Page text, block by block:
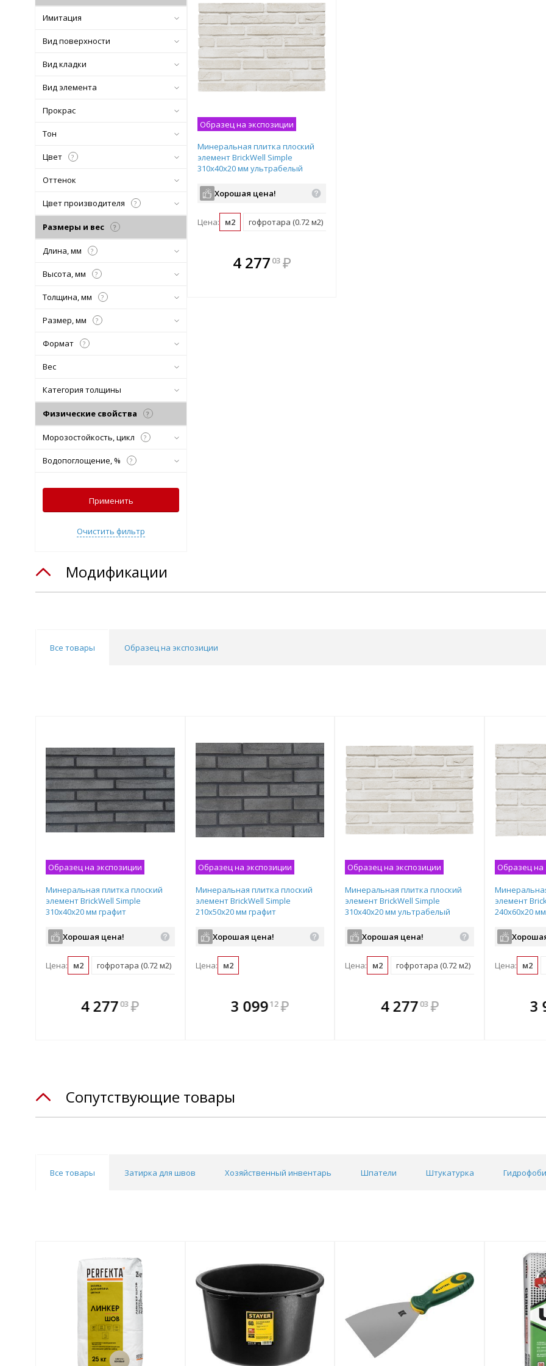
Образец на экспозиции
Минеральная плитка плоский
элемент BrickWell Simple
310х40х20 мм ультрабелый
Хорошая цена!
Цена: м2 гофротара (0.72 м2)
В комплекте
всегда выгоднее!
Подобрать комплект
4 277 03 ₽
Имитация
Вид поверхности
Вид кладки
Вид элемента
Прокрас
Тон
Цвет ?
Оттенок
Цвет производителя ?
Размеры и вес ?
Длина, мм ?
Высота, мм ?
Толщина, мм ?
Размер, мм ?
Формат ?
Вес
Категория толщины
Физические свойства ?
Морозостойкость, цикл ?
Водопоглощение, % ?
Применить
Очистить фильтр
Модификации
Все товары Образец на экспозиции
Образец на экспозиции
Минеральная плитка плоский
элемент BrickWell Simple
310х40х20 мм графит
Хорошая цена!
Цена: м2 гофротара (0.72 м2)
4 27703 ₽
В комплекте
всегда выгоднее!
Образец на экспозиции
Минеральная плитка плоский
элемент BrickWell Simple
210х50х20 мм графит
Хорошая цена!
Цена: м2
В комплекте
всегда выгоднее!
3 09912 ₽
В комплекте
всегда выгоднее!
Образец на экспозиции
Минеральная плитка плоский
элемент BrickWell Simple
310х40х20 мм ультрабелый
Хорошая цена!
Цена: м2 гофротара (0.72 м2)
В комплекте
всегда выгоднее!
4 27703 ₽
В
всегда
Образец на
элемент
240х60х20
Цена: м2
В комплекте
всегда выгоднее!
3
Сопутствующие товары
Все товары Затирка для швов Хозяйственный инвентарь Шпатели Штукатурка